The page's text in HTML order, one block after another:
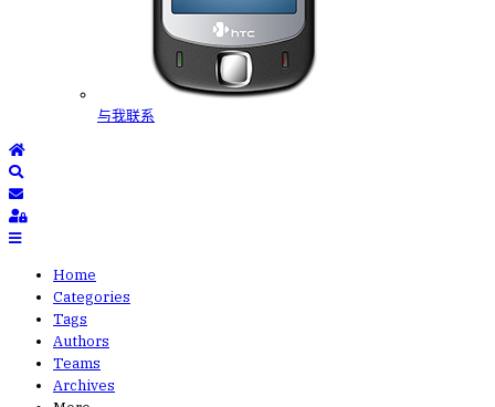
与我联系
Home
Search
Subscribe to blog
Sign In
Home
Categories
Tags
Authors
Teams
Archives